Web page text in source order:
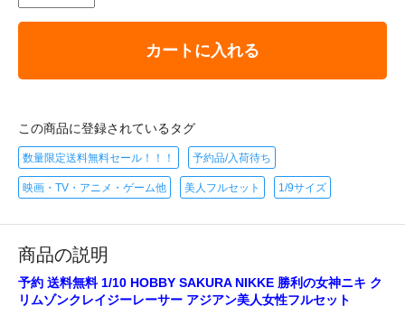
カートに入れる
この商品に登録されているタグ
数量限定送料無料セール！！！ 予約品/入荷待ち
映画・TV・アニメ・ゲーム他 美人フルセット 1/9サイズ
商品の説明
予約 送料無料 1/10 HOBBY SAKURA NIKKE 勝利の女神ニキ ク
リムゾンクレイジーレーサー アジアン美人女性フルセット